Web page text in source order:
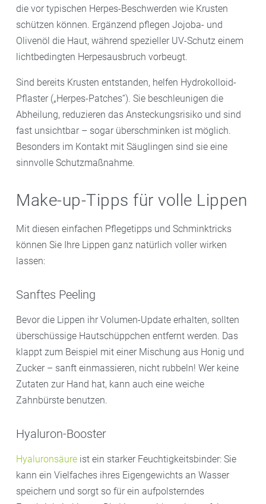
die vor typischen Herpes-Beschwerden wie Krusten
schützen können. Ergänzend pflegen Jojoba- und
Olivenöl die Haut, während spezieller UV-Schutz einem
lichtbedingten Herpesausbruch vorbeugt.
Sind bereits Krusten entstanden, helfen Hydrokolloid-
Pflaster („Herpes-Patches“). Sie beschleunigen die
Abheilung, reduzieren das Ansteckungsrisiko und sind
fast unsichtbar – sogar überschminken ist möglich.
Besonders im Kontakt mit Säuglingen sind sie eine
sinnvolle Schutzmaßnahme.
Make-up-Tipps für volle Lippen
Mit diesen einfachen Pflegetipps und Schminktricks
können Sie Ihre Lippen ganz natürlich voller wirken
lassen:
Sanftes Peeling
Bevor die Lippen ihr Volumen-Update erhalten, sollten
überschüssige Hautschüppchen entfernt werden. Das
klappt zum Beispiel mit einer Mischung aus Honig und
Zucker – sanft einmassieren, nicht rubbeln! Wer keine
Zutaten zur Hand hat, kann auch eine weiche
Zahnbürste benutzen.
Hyaluron-Booster
Hyaluronsäure ist ein starker Feuchtigkeitsbinder: Sie
kann ein Vielfaches ihres Eigengewichts an Wasser
speichern und sorgt so für ein aufpolsterndes